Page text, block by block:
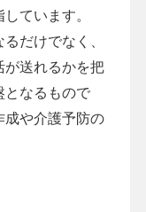
ています。
だけでなく、
が送れるかを把
となるもので
成や介護予防の